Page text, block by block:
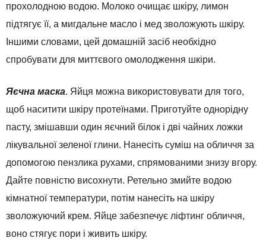
прохолодною водою. Молоко очищає шкіру, лимон
підтягує її, а мигдальне масло і мед зволожують шкіру.
Іншими словами, цей домашній засіб необхідно
спробувати для миттєвого омолодження шкіри.
Яєчна маска. Яйця можна використовувати для того,
щоб наситити шкіру протеїнами. Приготуйте однорідну
пасту, змішавши один яєчний білок і дві чайних ложки
лікувальної зеленої глини. Нанесіть суміш на обличчя за
допомогою пензлика рухами, спрямованими знизу вгору.
Дайте повністю висохнути. Ретельно змийте водою
кімнатної температури, потім нанесіть на шкіру
зволожуючий крем. Яйце забезпечує ліфтинг обличчя,
воно стягує пори і живить шкіру.